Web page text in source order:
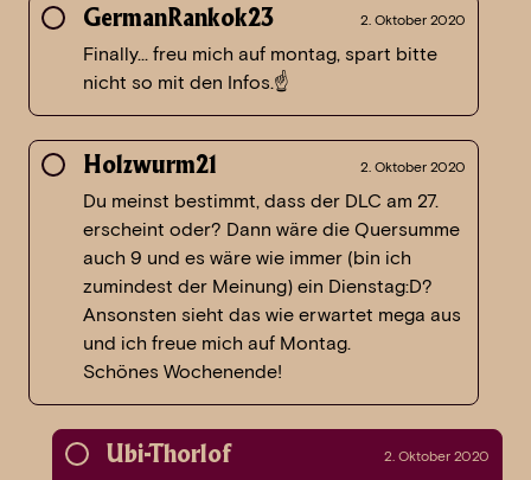
GermanRankok23 2. Oktober 2020
Finally… freu mich auf montag, spart bitte
nicht so mit den Infos.☝
Holzwurm21 2. Oktober 2020
Du meinst bestimmt, dass der DLC am 27.
erscheint oder? Dann wäre die Quersumme
auch 9 und es wäre wie immer (bin ich
zumindest der Meinung) ein Dienstag:D?
Ansonsten sieht das wie erwartet mega aus
und ich freue mich auf Montag.
Schönes Wochenende!
Ubi-Thorlof 2. Oktober 2020